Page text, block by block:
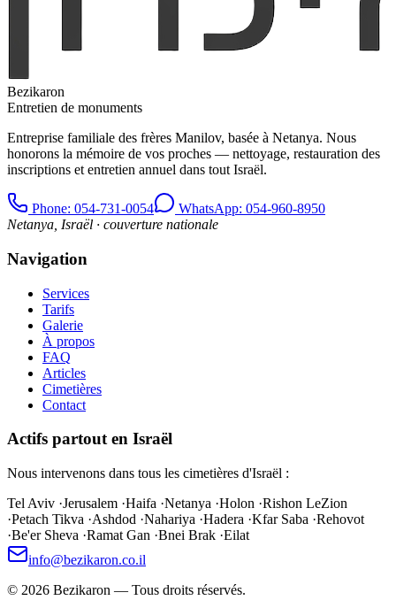
Bezikaron
Entretien de monuments
Entreprise familiale des frères Manilov, basée à Netanya. Nous
honorons la mémoire de vos proches — nettoyage, restauration des
inscriptions et entretien annuel dans tout Israël.
Phone: 054-731-0054
WhatsApp: 054-960-8950
Netanya, Israël · couverture nationale
Navigation
Services
Tarifs
Galerie
À propos
FAQ
Articles
Cimetières
Contact
Actifs partout en Israël
Nous intervenons dans tous les cimetières d'Israël :
Tel Aviv ·Jerusalem ·Haifa ·Netanya ·Holon ·Rishon LeZion
·Petach Tikva ·Ashdod ·Nahariya ·Hadera ·Kfar Saba ·Rehovot
·Be'er Sheva ·Ramat Gan ·Bnei Brak ·Eilat
info@bezikaron.co.il
© 2026 Bezikaron — Tous droits réservés.